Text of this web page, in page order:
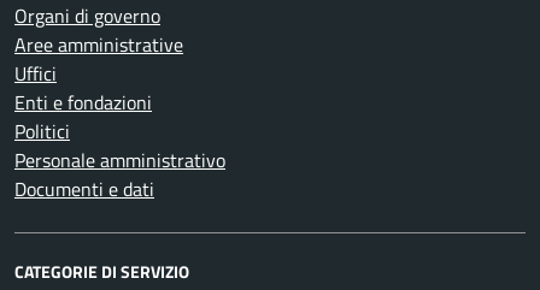
Organi di governo
Aree amministrative
Uffici
Enti e fondazioni
Politici
Personale amministrativo
Documenti e dati
CATEGORIE DI SERVIZIO